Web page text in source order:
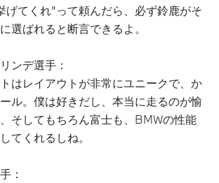
げてくれ”って頼んだら、必ず鈴鹿がそ
選ばれると断言できるよ。
ンデ選手：
はレイアウトが非常にユニークで、か
ル。僕は好きだし、本当に走るのが愉
そしてもちろん富士も、BMWの性能
てくれるしね。
：